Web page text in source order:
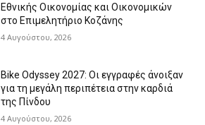
Εθνικής Οικονομίας και Οικονομικών
στο Επιμελητήριο Κοζάνης
4 Αυγούστου, 2026
Bike Odyssey 2027: Οι εγγραφές άνοιξαν
για τη μεγάλη περιπέτεια στην καρδιά
της Πίνδου
4 Αυγούστου, 2026